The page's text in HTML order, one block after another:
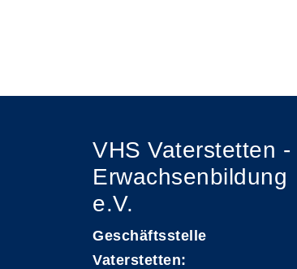
VHS Vaterstetten -
Erwachsenbildung
e.V.
Geschäftsstelle
Vaterstetten: